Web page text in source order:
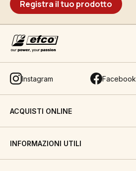
Registra il tuo prodotto
Instagram Facebook
ACQUISTI ONLINE
INFORMAZIONI UTILI